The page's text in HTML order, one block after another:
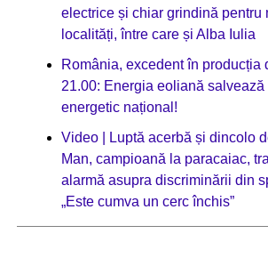
electrice și chiar grindină pentru
localități, între care și Alba Iulia
România, excedent în producția
21.00: Energia eoliană salvează
energetic național!
Video | Luptă acerbă și dincolo
Man, campioană la paracaiac,
alarmă asupra discriminării din
„Este cumva un cerc închis”